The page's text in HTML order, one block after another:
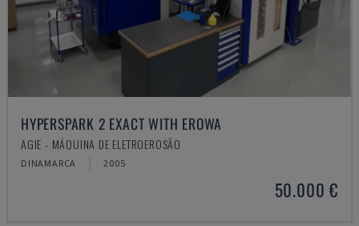
HYPERSPARK 2 EXACT WITH EROWA
AGIE - MÁQUINA DE ELETROEROSÃO
DINAMARCA 2005
50.000 €